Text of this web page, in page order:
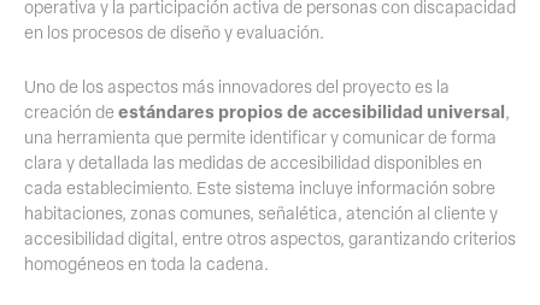
operativa y la participación activa de personas con discapacidad
en los procesos de diseño y evaluación.
Uno de los aspectos más innovadores del proyecto es la
creación de estándares propios de accesibilidad universal,
una herramienta que permite identificar y comunicar de forma
clara y detallada las medidas de accesibilidad disponibles en
cada establecimiento. Este sistema incluye información sobre
habitaciones, zonas comunes, señalética, atención al cliente y
accesibilidad digital, entre otros aspectos, garantizando criterios
homogéneos en toda la cadena.